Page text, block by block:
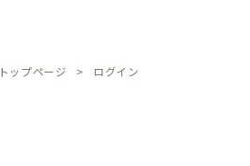
トップページ ログイン